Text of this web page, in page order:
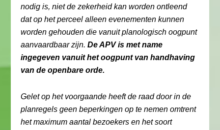
nodig is, niet de zekerheid kan worden ontleend
dat op het perceel alleen evenementen kunnen
worden gehouden die vanuit planologisch oogpunt
aanvaardbaar zijn.De APV is met name
ingegeven vanuit het oogpunt van handhaving
van de openbare orde.
Gelet op het voorgaande heeft de raad door in de
planregels geen beperkingen op te nemen omtrent
het maximum aantal bezoekers en het soort